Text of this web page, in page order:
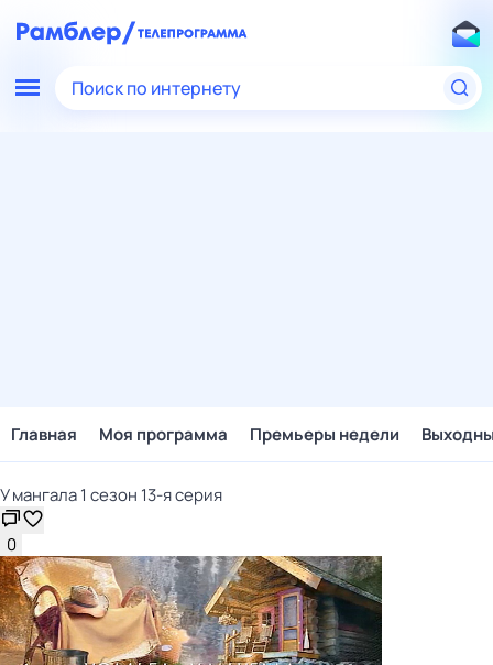
Поиск по интернету
Главная Моя программа Премьеры недели
У мангала 1 сезон 13-я серия
0